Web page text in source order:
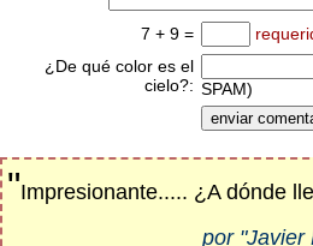
7 + 9 =
¿De qué color es el
cielo?: SPAM)
"Impresionante..... ¿A dónde
por "Javier